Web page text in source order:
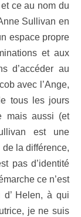
ce au nom du
Sullivan en
espace propre
et aux
d’accéder au
avec l’Ange,
tous les jours
mais aussi (et
est une
la différence,
pas d’identité
ce n’est
d’ Helen, à qui
je ne suis